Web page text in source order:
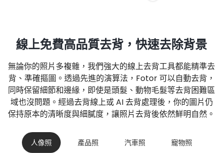
線上免費高品質去背，快速去除背景
無論你的照片多複雜，我們強大的線上去背工具都能精準去
背、準確摳圖。透過先進的演算法，Fotor 可以自動去背，
同時保留細節和邊緣，即使是頭髮、動物毛髮等去背困難區
域也沒問題。經過去背線上或 AI 去背處理後，你的圖片仍
保持原本的清晰度與細膩度，讓照片去背後依然鮮明自然。
人像照 產品照 汽車照 寵物照